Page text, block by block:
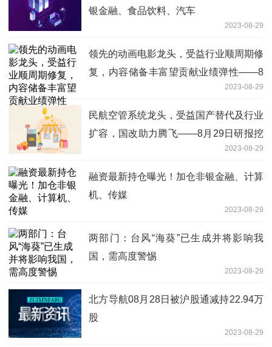
银金融、食品饮料、汽车
2023-08-29
领先的动画电影龙头，受益行业顺周期修
复，内容储备丰富望贡献业绩弹性——8
2023-08-29
民航空管系统龙头，受益国产替代及行业
扩容，国改助力腾飞——8月29日研报挖
2023-08-29
融资最新持仓曝光！加仓非银金融、计算
机、传媒
2023-08-29
两部门：台风“海葵”已生成并将影响我
国，需高度警惕
2023-08-29
北方导航08月28日被沪股通减持22.94万
股
2023-08-29